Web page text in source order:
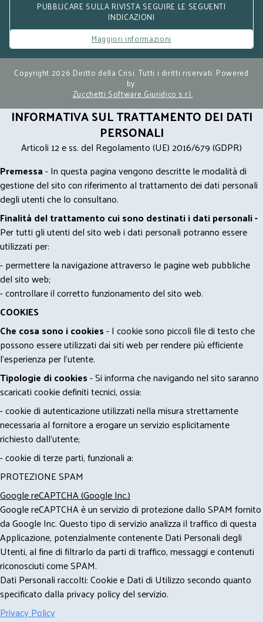
PUBBLICARE SULLA RIVISTA SEGUIRE LE SEGUENTI
INDICAZIONI
Maggiori informazioni
Copyright 2026 Diritto della Crisi. Tutti i diritti riservati. Powered
by:
Zucchetti Software Giuridico s.r.l.
INFORMATIVA SUL TRATTAMENTO DEI DATI
PERSONALI
Articoli 12 e ss. del Regolamento (UE) 2016/679 (GDPR)
Premessa- In questa pagina vengono descritte le modalità di
gestione del sito con riferimento al trattamento dei dati personali
degli utenti che lo consultano.
Finalità del trattamento cui sono destinati i dati personali -
Per tutti gli utenti del sito web i dati personali potranno essere
utilizzati per:
- permettere la navigazione attraverso le pagine web pubbliche
del sito web;
- controllare il corretto funzionamento del sito web.
COOKIES
Che cosa sono i cookies- I cookie sono piccoli file di testo che
possono essere utilizzati dai siti web per rendere più efficiente
l'esperienza per l'utente.
Tipologie di cookies- Si informa che navigando nel sito saranno
scaricati cookie definiti tecnici, ossia:
- cookie di autenticazione utilizzati nella misura strettamente
necessaria al fornitore a erogare un servizio esplicitamente
richiesto dall'utente;
- cookie di terze parti, funzionali a:
PROTEZIONE SPAM
Google reCAPTCHA (Google Inc.)
Google reCAPTCHA è un servizio di protezione dallo SPAM fornito
da Google Inc. Questo tipo di servizio analizza il traffico di questa
Applicazione, potenzialmente contenente Dati Personali degli
Utenti, al fine di filtrarlo da parti di traffico, messaggi e contenuti
riconosciuti come SPAM.
Dati Personali raccolti: Cookie e Dati di Utilizzo secondo quanto
specificato dalla privacy policy del servizio.
Privacy Policy